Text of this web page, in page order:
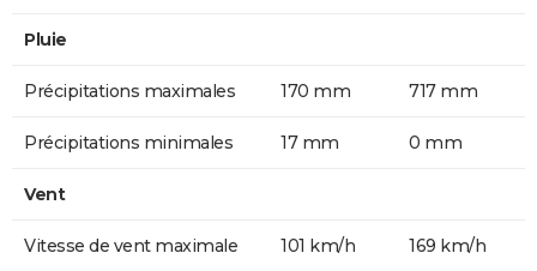
Pluie
Précipitations maximales 170 mm 717 mm
Précipitations minimales 17 mm 0 mm
Vent
Vitesse de vent maximale 101 km/h 169 km/h